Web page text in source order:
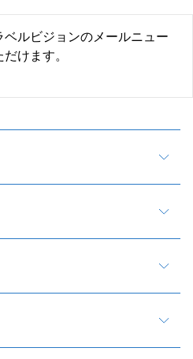
ルビジョンのメールニュー
けます。